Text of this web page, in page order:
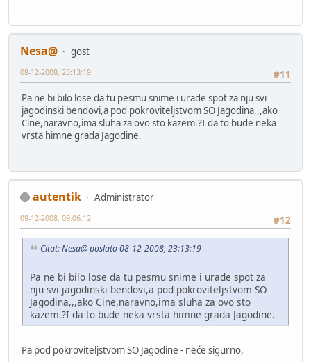
Nesa@
gost
#11
08-12-2008, 23:13:19
Pa ne bi bilo lose da tu pesmu snime i urade spot za nju svi
jagodinski bendovi,a pod pokroviteljstvom SO Jagodina,,,ako
Cine,naravno,ima sluha za ovo sto kazem.?I da to bude neka
vrsta himne grada Jagodine.
autentik
Administrator
#12
09-12-2008, 09:06:12
Citat: Nesa@ poslato 08-12-2008, 23:13:19
Pa ne bi bilo lose da tu pesmu snime i urade spot za
nju svi jagodinski bendovi,a pod pokroviteljstvom SO
Jagodina,,,ako Cine,naravno,ima sluha za ovo sto
kazem.?I da to bude neka vrsta himne grada Jagodine.
Pa pod pokroviteljstvom SO Jagodine - neće sigurno,